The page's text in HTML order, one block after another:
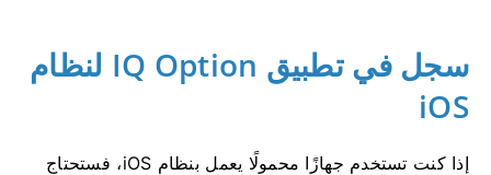
سجل في تطبيق IQ Option لنظام
iOS
إذا كنت تستخدم جهازًا محمولًا يعمل بنظام iOS، فستحتاج